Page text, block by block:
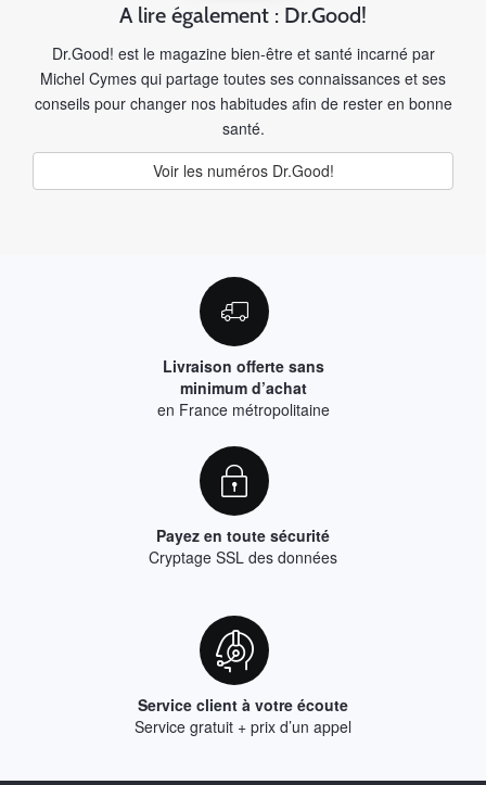
A lire également : Dr.Good!
Dr.Good! est le magazine bien-être et santé incarné par
Michel Cymes qui partage toutes ses connaissances et ses
conseils pour changer nos habitudes afin de rester en bonne
santé.
Voir les numéros Dr.Good!
Livraison offerte sans
minimum d’achat
en France métropolitaine
Payez en toute sécurité
Cryptage SSL des données
Service client à votre écoute
Service gratuit + prix d’un appel